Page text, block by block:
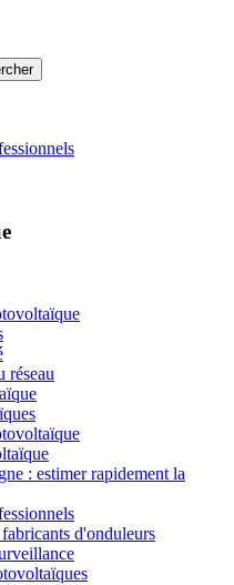
réseau
: estimer rapidement la
d'onduleurs